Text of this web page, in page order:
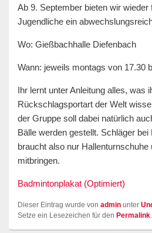
Ab 9. September bieten wir wieder
Jugendliche ein
Wo: Gießbachhalle Diefenbach
Wann: jeweils montags von 17.30
Ihr lernt unter Anleitung alles, was
Rückschlagsportart der Welt
der Gruppe soll dabei natürlich
Bälle werden gestellt. Schläger bei
braucht also nur Hallenturnschuhe
mitbringen.
Badmintonplakat (Optimiert)
Dieser Eintrag wurde von admin unter
Setze ein Lesezeichen für den Permalink